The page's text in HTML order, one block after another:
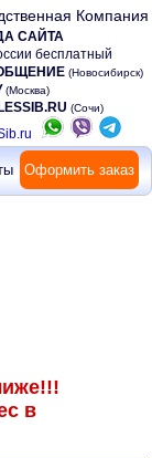
Компания
САЙТА
бесплатный
(Новосибирск)
(Москва)
(Сочи)
Оформить заказ
в